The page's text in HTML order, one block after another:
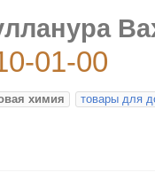
01-00
химия товары для